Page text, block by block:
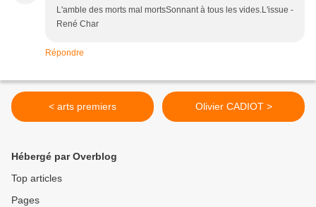
L'amble des morts mal mortsSonnant à tous les vides.L'issue -
René Char
Répondre
< arts premiers Olivier CADIOT >
Hébergé par Overblog
Top articles
Pages